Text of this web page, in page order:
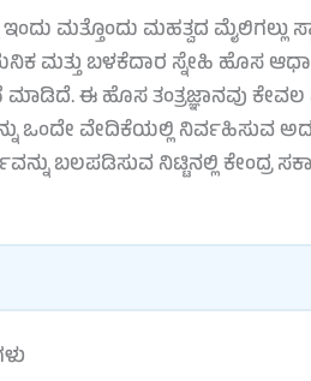
ಮತ್ತೊಂದು ಮಹತ್ವದ ಮೈಲಿಗಲ್ಲು
ಮತ್ತು ಬಳಕೆದಾರ ಸ್ನೇಹಿ ಹೊಸ
ಈ ಹೊಸ ತಂತ್ರಜ್ಞಾನವು ಕೇವಲ
ಒಂದೇ ವೇದಿಕೆಯಲ್ಲಿ ನಿರ್ವಹಿಸುವ
ಬಲಪಡಿಸುವ ನಿಟ್ಟಿನಲ್ಲಿ ಕೇಂದ್ರ